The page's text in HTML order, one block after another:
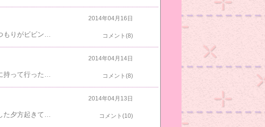
2014年04月16日
コメント(8)
2014年04月14日
コメント(8)
2014年04月13日
コメント(10)